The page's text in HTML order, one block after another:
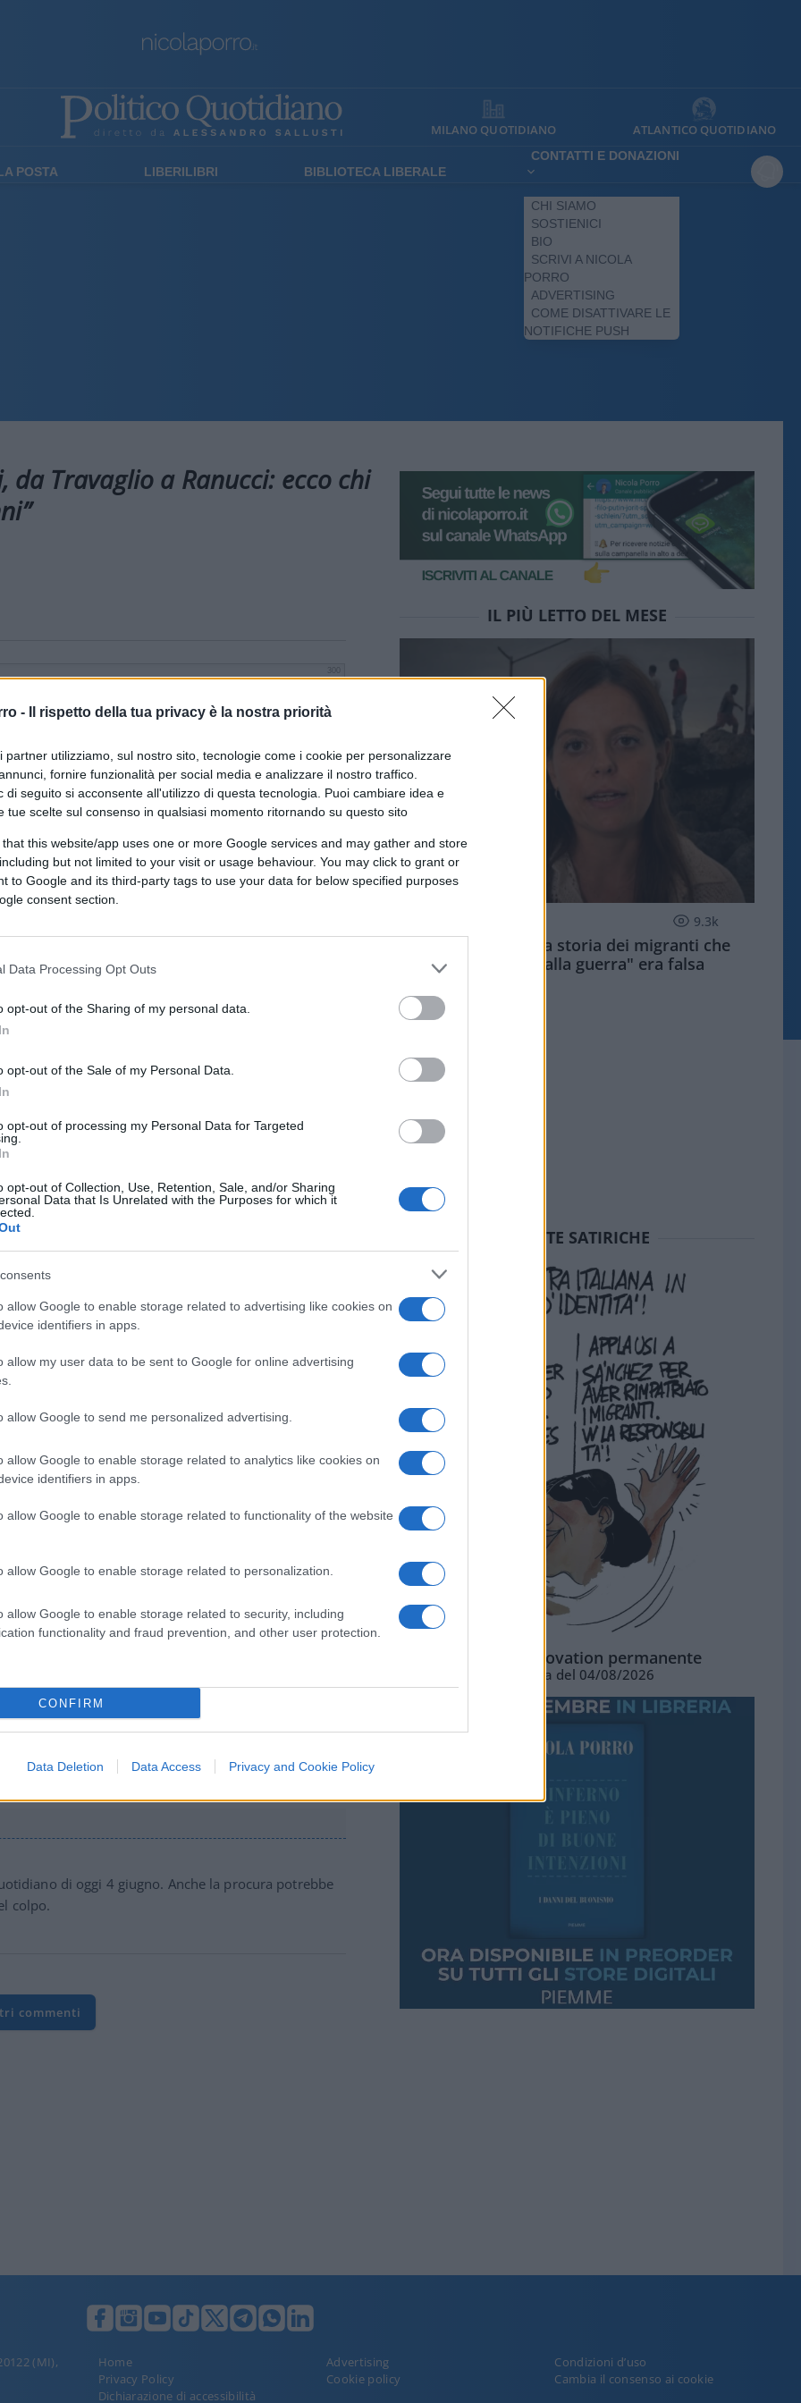
- Il rispetto della tua privacy è la nostra priorità
partner utilizziamo, sul nostro sito, tecnologie come i cookie per personalizzare
fornire funzionalità per social media e analizzare il nostro traffico.
di seguito si acconsente all'utilizzo di questa tecnologia. Puoi cambiare idea e
tue scelte sul consenso in qualsiasi momento ritornando su questo sito
that this website/app uses one or more Google services and may gather and store
but not limited to your visit or usage behaviour. You may click to grant or
to Google and its third-party tags to use your data for below specified purposes
consent section.
Data Processing Opt Outs
opt-out of the Sharing of my personal data.
opt-out of the Sale of my Personal Data.
opt-out of processing my Personal Data for Targeted
opt-out of Collection, Use, Retention, Sale, and/or Sharing
Data that Is Unrelated with the Purposes for which it
allow Google to enable storage related to advertising like cookies on
identifiers in apps.
allow my user data to be sent to Google for online advertising
allow Google to send me personalized advertising.
allow Google to enable storage related to analytics like cookies on
identifiers in apps.
allow Google to enable storage related to functionality of the website
allow Google to enable storage related to personalization.
allow Google to enable storage related to security, including
functionality and fraud prevention, and other user protection.
CONFIRM
Data Deletion Data Access Privacy and Cookie Policy
MILANO QUOTIDIANO ATLANTICO QUOTIDIANO
POSTA LIBERILIBRI BIBLIOTECA LIBERALE
CONTATTI E DONAZIONI
CHI SIAMO
SOSTIENICI
BIO
SCRIVI A NICOLA
PORRO
ADVERTISING
COME DISATTIVARE LE
NOTIFICHE PUSH
da Travaglio a Ranucci: ecco chi
statale, proceda penalmente nei confronti del
a maggior ragione un giornalista che conduce in
“( eufemismo), incominciasse a pagare.
spesso la vita, il lavoro, ecc.
se credo nel forte rischio che tutto finisca delle mani
il tutto. E’ gia successo con saviano.
in un ammorbidimento del
ma negli occhi quando parla) e dei suoi ridicoli
servita…
che è stato dipinto come succube di un gomblotto.
li condannano “tacitando la libera stampa” ?
in quel caso son dolori
di oggi 4 giugno. Anche la procura potrebbe
colpo.
commenti
IL PIÙ LETTO DEL MESE
9.3k
Salis confessa: la storia dei migranti che
"scappano dalla guerra" era falsa
SEDUTE SATIRICHE
La standing ovation permanente
Vignetta del 04/08/2026
(MI),
Home Advertising
Condizioni d’uso
Privacy Policy
Cookie policy
Cambia il consenso ai cookie
Dichiarazione di accessibilità